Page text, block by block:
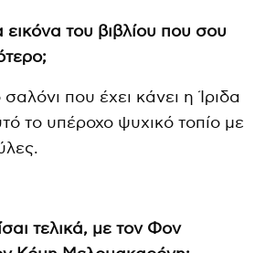
εικόνα του βιβλίου που σου
που έχει κάνει η Ίριδα
το υπέροχο ψυχικό τοπίο με
τελικά, με τον Φον